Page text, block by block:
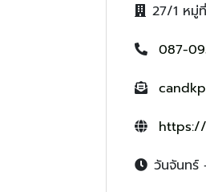
27/1 หมู่
087-
วันจันทร์